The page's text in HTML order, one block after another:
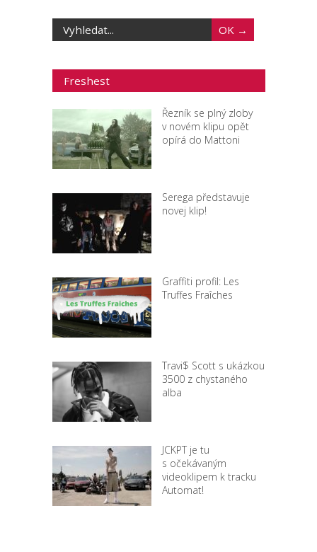
Freshest
Řezník se plný zloby
v novém klipu opět
opírá do Mattoni
Serega představuje
novej klip!
Graffiti profil: Les
Truffes Fraîches
Travi$ Scott s ukázkou
3500 z chystaného
alba
JCKPT je tu
s očekávaným
videoklipem k tracku
Automat!